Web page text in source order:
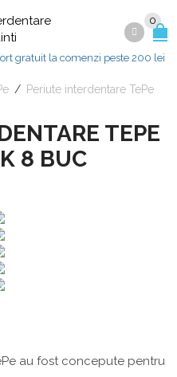
0
gratuit la comenzi peste 200 lei
/ Periute interdentare TePe
TEPE
8 BUC
au fost concepute pentru